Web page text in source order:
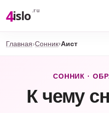
4islo .ru
Главная Сонник Аист
СОННИК ·
К чему